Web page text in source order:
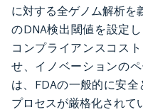
に対する全ゲノム解析を
のDNA検出閾値を設定
コンプライアンスコス
せ、イノベーションの
は、FDAの一般的に安全
プロセスが厳格化されて